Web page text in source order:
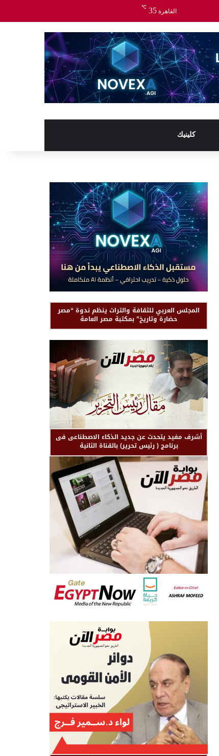
القاهرة 35
℃
كلينيك
المجلس العربي للثقافة والتراث ينظم ندوة “مصر
حضارة وتاريخ” بمكتبة مصر العامة
أشرف مفيد يتحدث عن جديد الذكاء الاصطناعى فى
برنامج ( رئيس تحرير) بالقناة الثانية